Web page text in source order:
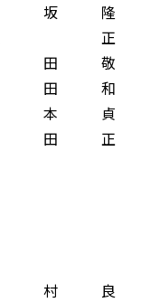
坂 隆
正
田 敬
田 和
本 貞
田 正
良